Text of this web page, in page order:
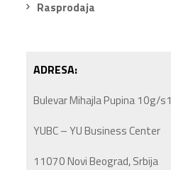
Rasprodaja
ADRESA:
Bulevar Mihajla Pupina 10g/s1
YUBC – YU Business Center
11070 Novi Beograd, Srbija